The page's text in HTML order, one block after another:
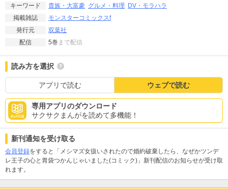
キーワード
貴族・大富豪 グルメ・料理 DV・モラハラ
掲載雑誌
モンスターコミックスf
発行元
双葉社
配信
5巻 まで配信
読み方を選択
アプリで読む ウェブで読む
専用アプリのダウンロード
サクサクまんがを読めて多機能！
新刊通知を受け取る
会員登録をすると「メシマズ女扱いされたので婚約破棄したら、なぜかツンデ
レ王子の心と胃袋つかんじゃいました(コミック)」新刊配信のお知らせが受け取
れます。